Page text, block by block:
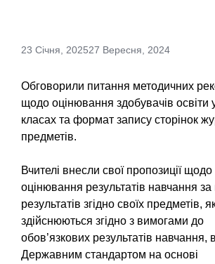
23 Січня, 202527 Вересня, 2024
Обговорили питання методичних
щодо оцінювання здобувачів освіти
класах та формат запису сторінок
предметів.
Вчителі внесли свої пропозиції щодо
оцінювання результатів навчання
результатів згідно своїх предметів,
здійснюються згідно з вимогами до
обов’язкових результатів навчання,
Державним стандартом на основі